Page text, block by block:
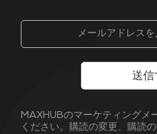
送信
MAXHUBのマーケティングメ
ください。購読の変更、購読